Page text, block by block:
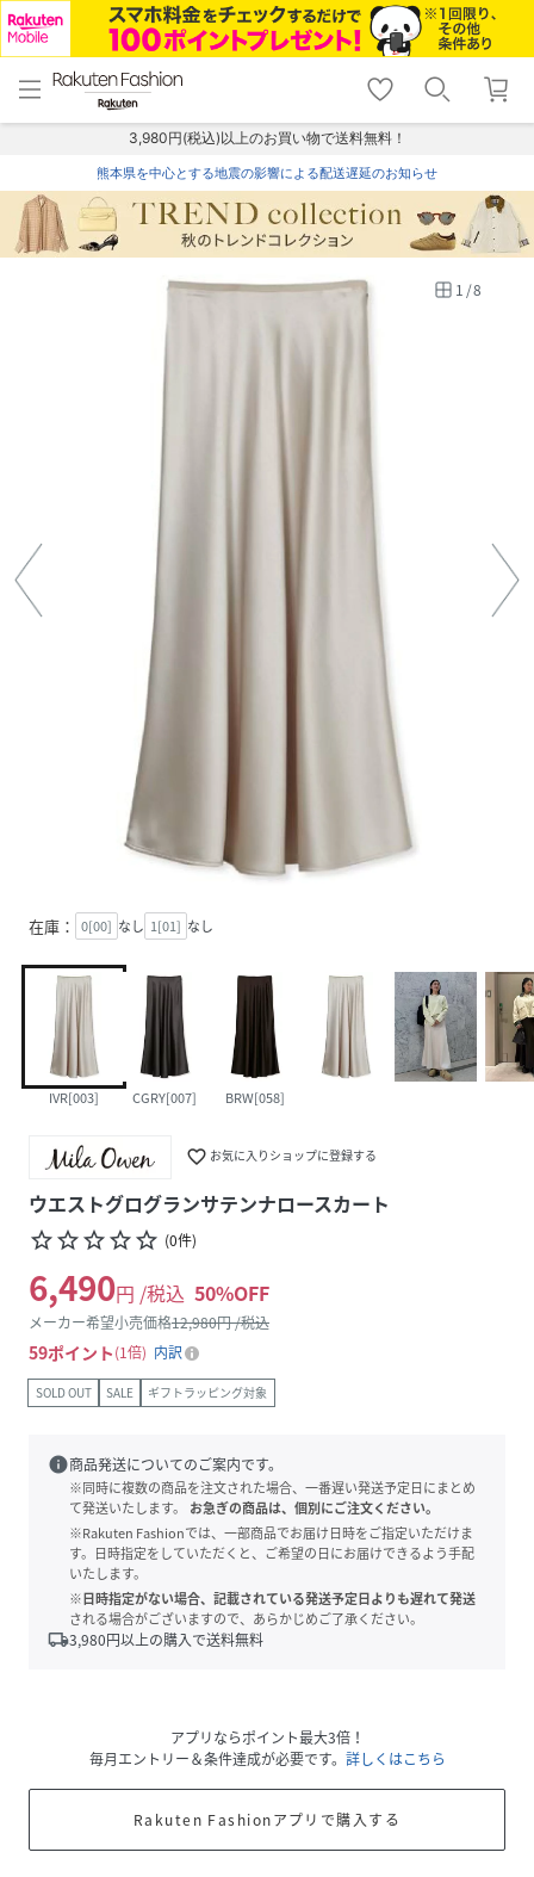
menu home
トップ
shopping_cart lock_outline
ログイン
3,980円(税込)以上のお買い物で送料無料！
熊本県を中心とする地震の影響による配送遅延のお知らせ
1 /8
在庫： 0[00] なし 1[01] なし
IVR[003] CGRY[007] BRW[058]
favorite_border お気に入りショップに登録する
ウエストグログランサテンナロースカート
star_borderstar_borderstar_borderstar_borderstar_border (0件)
6,490円 /税込 50%OFF
メーカー希望小売価格12,980円 /税込
59ポイント 1倍 内訳
SOLD OUT SALE ギフトラッピング対象
info商品発送についてのご案内です。
※同時に複数の商品を注文された場合、一番遅い発送予定日にまとめ
て発送いたします。
お急ぎの商品は、個別にご注文ください。
※Rakuten Fashionでは、一部商品でお届け日時をご指定いただけま
す。日時指定をしていただくと、ご希望の日にお届けできるよう手配
いたします。
※日時指定がない場合、記載されている発送予定日よりも遅れて発送
される場合がございますので、あらかじめご了承ください。
local_shipping3,980円以上の購入で送料無料
アプリならポイント最大3倍！
毎月エントリー＆条件達成が必要です。 詳しくはこちら
Rakuten Fashionアプリで購入する